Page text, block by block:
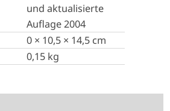
und aktualisierte
Auflage 2004
0 × 10,5 × 14,5 cm
0,15 kg